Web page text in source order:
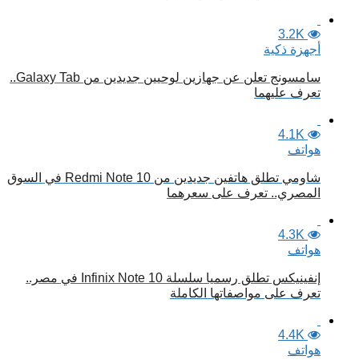
3.2K
أجهزة ذكية
سامسونج تعلن عن جهازين لوحيين جديدين من Galaxy Tab..
تعرف عليهما
4.1K
هواتف
شاومي تطلق هاتفين جديدين من Redmi Note 10 في السوق
المصري.. تعرف على سعرهما
4.3K
هواتف
إنفينيكس تطلق رسميا سلسلة Infinix Note 10 في مصر..
تعرف على مواصفاتها الكاملة
4.4K
هواتف